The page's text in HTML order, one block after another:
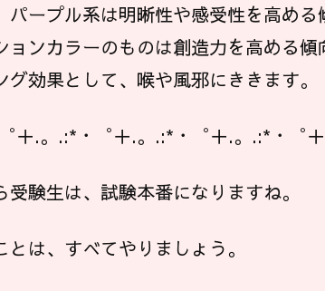
パープル系は明晰性や感受性を高め
ョンカラーのものは創造力を高める傾
グ効果として、喉や風邪にききます。
＋.。.:*・゜＋.。.:*・゜＋.。.:*・゜
受験生は、試験本番になりますね。
とは、すべてやりましょう。